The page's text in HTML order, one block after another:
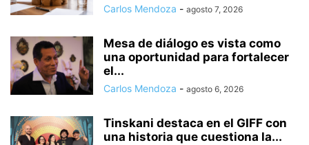
Carlos Mendoza - agosto 7, 2026
Mesa de diálogo es vista como
una oportunidad para fortalecer
el...
Carlos Mendoza - agosto 6, 2026
Tinskani destaca en el GIFF con
una historia que cuestiona la...